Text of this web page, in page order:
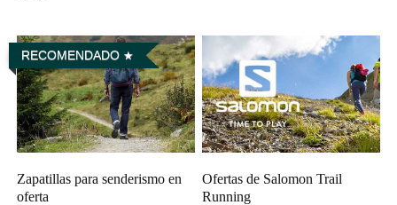
RECOMENDADO
Zapatillas para senderismo en
oferta
Ofertas de Salomon Trail
Running